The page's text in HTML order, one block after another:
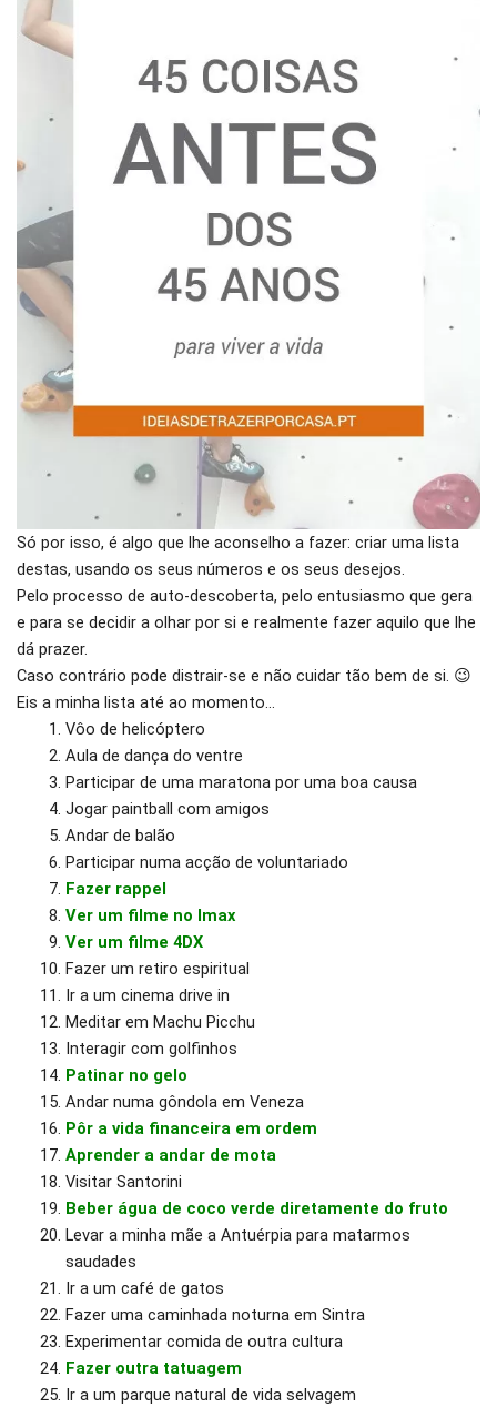
Só por isso, é algo que lhe aconselho a fazer: criar uma lista
destas, usando os seus números e os seus desejos.
Pelo processo de auto-descoberta, pelo entusiasmo que gera
e para se decidir a olhar por si e realmente fazer aquilo que lhe
dá prazer.
Caso contrário pode distrair-se e não cuidar tão bem de si. 😉
Eis a minha lista até ao momento…
Vôo de helicóptero
Aula de dança do ventre
Participar de uma maratona por uma boa causa
Jogar paintball com amigos
Andar de balão
Participar numa acção de voluntariado
Fazer rappel
Ver um filme no Imax
Ver um filme 4DX
Fazer um retiro espiritual
Ir a um cinema drive in
Meditar em Machu Picchu
Interagir com golfinhos
Patinar no gelo
Andar numa gôndola em Veneza
Pôr a vida financeira em ordem
Aprender a andar de mota
Visitar Santorini
Beber água de coco verde diretamente do fruto
Levar a minha mãe a Antuérpia para matarmos
saudades
Ir a um café de gatos
Fazer uma caminhada noturna em Sintra
Experimentar comida de outra cultura
Fazer outra tatuagem
Ir a um parque natural de vida selvagem